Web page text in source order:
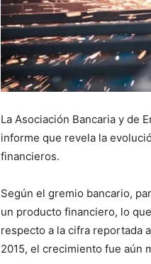
La Asociación Bancaria y de
informe que revela la
financieros.
Según el gremio bancario,
un producto financiero, lo
respecto a la cifra reportada
2015, el crecimiento fue aún